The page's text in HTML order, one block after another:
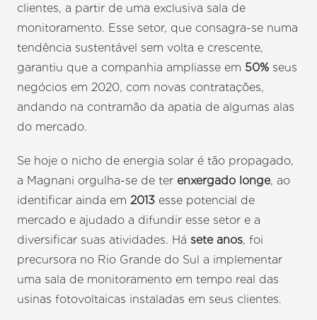
clientes, a partir de uma exclusiva sala de
monitoramento. Esse setor, que consagra-se numa
tendência sustentável sem volta e crescente,
garantiu que a companhia ampliasse em 50% seus
negócios em 2020, com novas contratações,
andando na contramão da apatia de algumas alas
do mercado.
Se hoje o nicho de energia solar é tão propagado,
a Magnani orgulha-se de ter enxergado longe, ao
identificar ainda em2013 esse potencial de
mercado e ajudado a difundir esse setor e a
diversificar suas atividades. Hásete anos, foi
precursora no Rio Grande do Sul a implementar
uma sala de monitoramento em tempo real das
usinas fotovoltaicas instaladas em seus clientes.